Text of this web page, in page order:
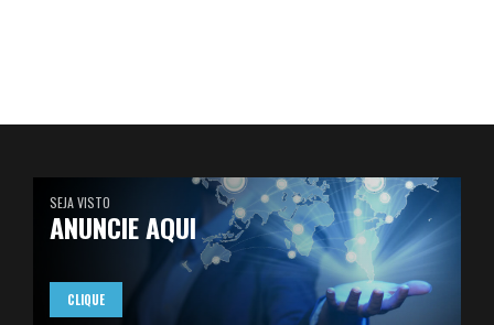
SEJA VISTO
ANUNCIE AQUI
CLIQUE